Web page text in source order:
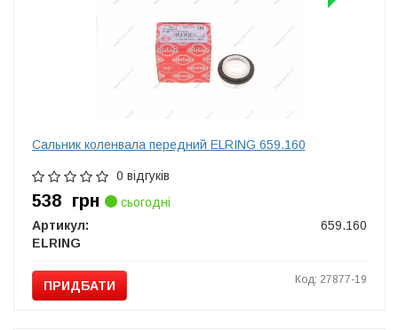
Сальник коленвала передний ELRING 659.160
0 відгуків
538 грн
сьогодні
Артикул:
659.160
ELRING
ПРИДБАТИ Код: 27877-19